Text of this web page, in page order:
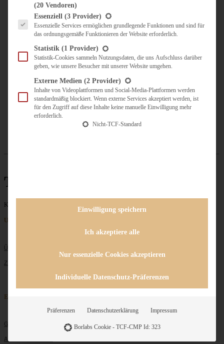
UNTERWEGS
KULINARISCH UNTERWEGS
ÜBER MICH
ZUSAMMENARBEIT
Tonkabohne
Keine Beiträge gefunden
Unternehmen
ÜBER MICH
ZUSAMMENARBEIT
Entdecken
GRUNDLAGEN
ALLE REZEPTE
(20 Vendoren)
Es folgt eine Liste der Service-Gruppen, für die eine Einwilligung erteilt werden
Essenziell (3 Provider)
Essenzielle Services ermöglichen grundlegende Funktionen und sind für
das ordnungsgemäße Funktionieren der Website erforderlich.
Statistik (1 Provider)
Statistik-Cookies sammeln Nutzungsdaten, die uns Aufschluss darüber
geben, wie unsere Besucher mit unserer Website umgehen.
Externe Medien (2 Provider)
Inhalte von Videoplattformen und Social-Media-Plattformen werden
standardmäßig blockiert. Wenn externe Services akzeptiert werden, ist
für den Zugriff auf diese Inhalte keine manuelle Einwilligung mehr
erforderlich.
Nicht-TCF-Standard
Einwilligung speichern
Ich akzeptiere alle
Nur essenzielle Cookies akzeptieren
Individuelle Datenschutz-Präferenzen
Präferenzen Datenschutzerklärung Impressum
Borlabs Cookie - TCF-CMP Id: 323